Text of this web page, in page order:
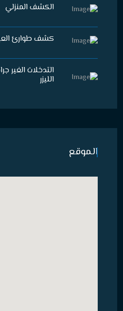
الكشف المنزلي
كشف طوارئ
التدخلات الغير
الليزر
الموقع